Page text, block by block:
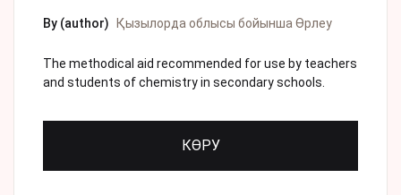
By (author) Қызылорда облысы бойынша Өрлеу
The methodical aid recommended for use by teachers
and students of chemistry in secondary schools.
КӨРУ